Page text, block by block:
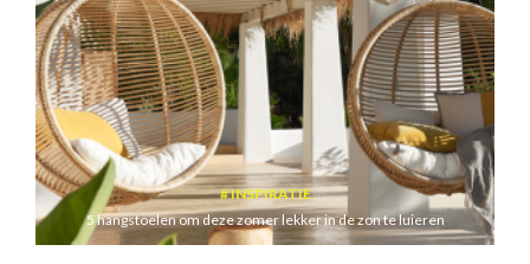
INSPIRATIE
5 hangstoelen om deze zomer lekker in de zon te luieren